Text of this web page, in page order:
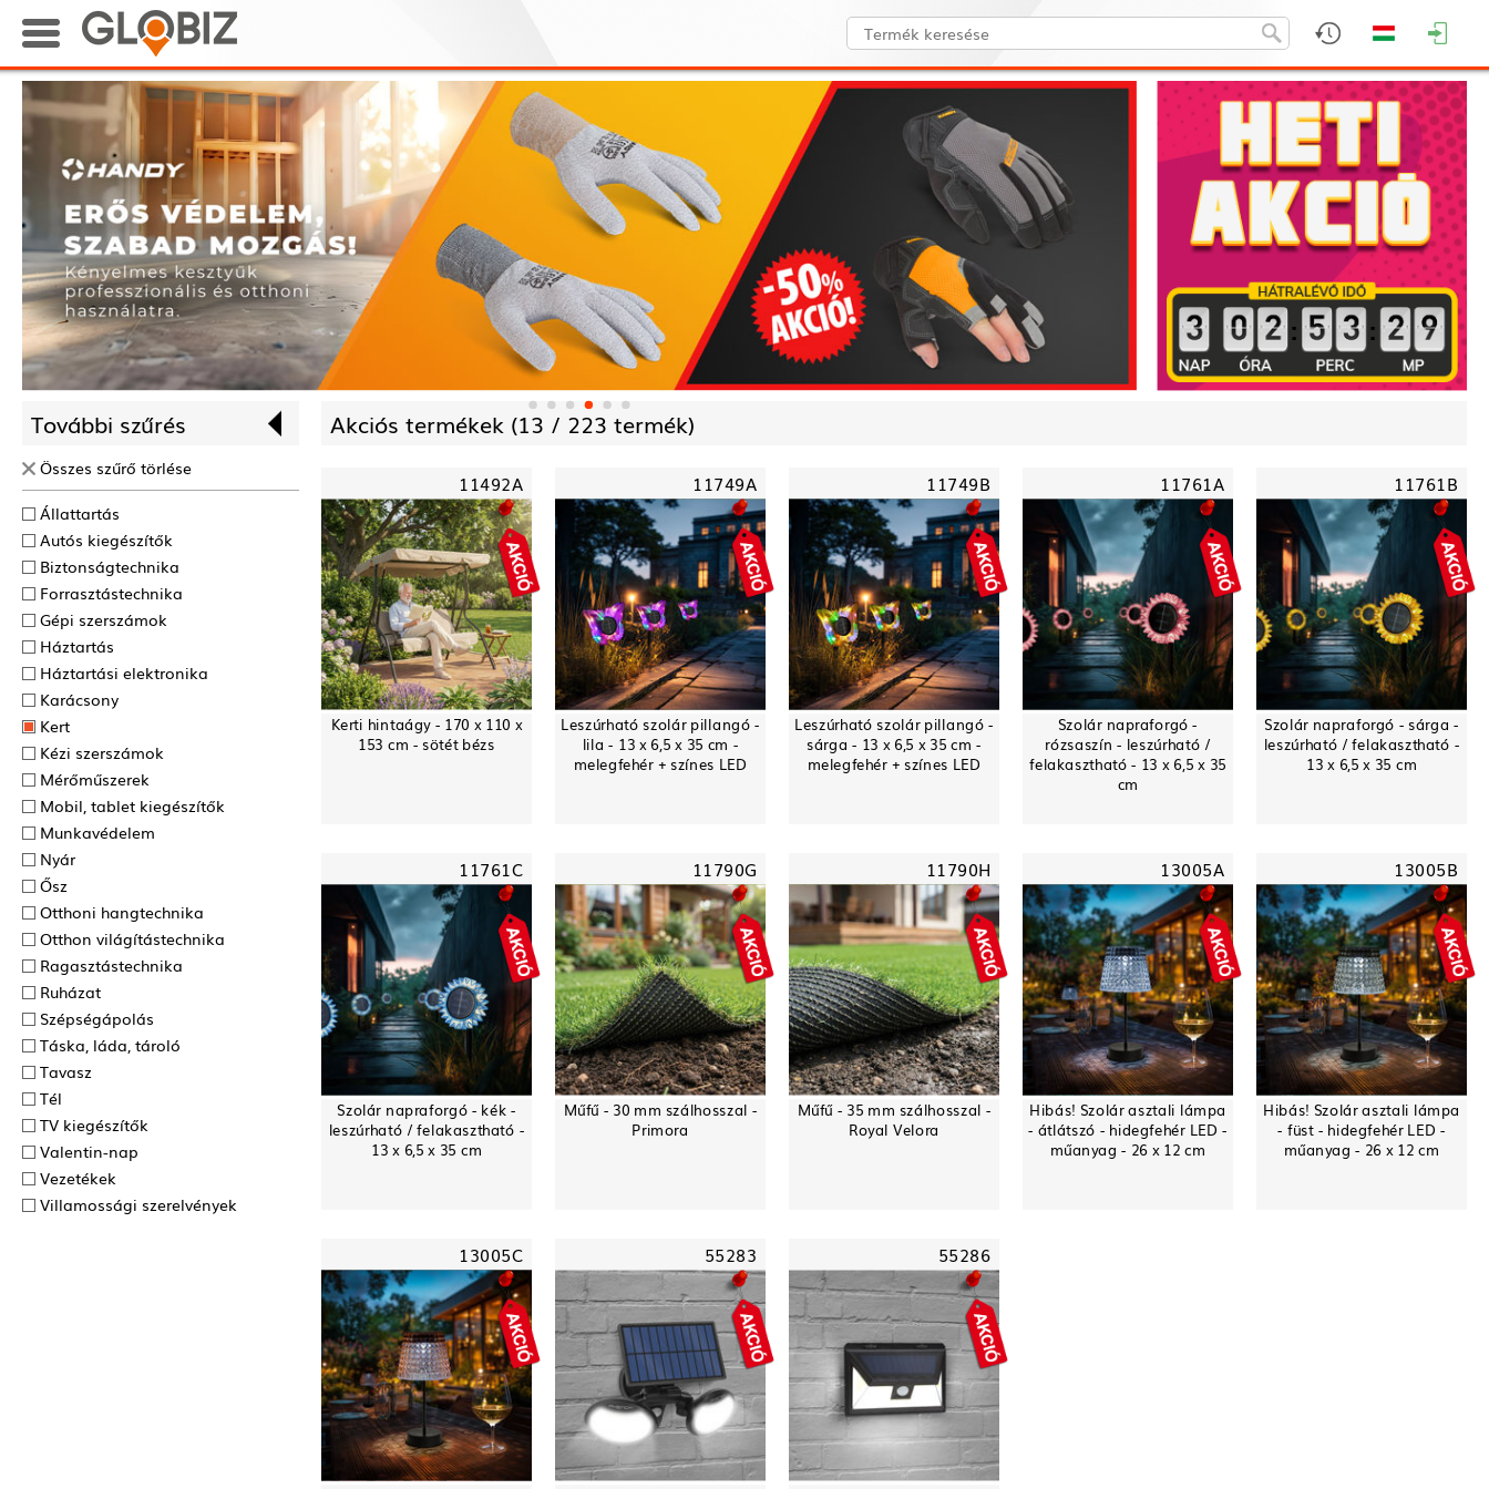
: :
További szűrés
Összes szűrő törlése
Állattartás
Autós kiegészítők
Biztonságtechnika
Forrasztás­technika
Gépi szerszámok
Háztartás
Háztartási elektronika
Karácsony
Kert
Kézi szerszámok
Mérőműszerek
Mobil, tablet kiegészítők
Munkavédelem
Nyár
Ősz
Otthoni hangtechnika
Otthon világítástechnika
Ragasztás­technika
Ruházat
Szépségápolás
Táska, láda, tároló
Tavasz
Tél
TV kiegészítők
Valentin-nap
Vezetékek
Villamossági szerelvények
Akciós termékek (13 / 223 termék)
11492A
Kerti hintaágy - 170 x 110 x
153 cm - sötét bézs
11749A
Leszúrható szolár pillangó -
lila - 13 x 6,5 x 35 cm -
melegfehér + színes LED
11749B
Leszúrható szolár pillangó -
sárga - 13 x 6,5 x 35 cm -
melegfehér + színes LED
11761A
Szolár napraforgó -
rózsaszín - leszúrható /
felakasztható - 13 x 6,5 x 35
cm
11761B
Szolár napraforgó - sárga -
leszúrható / felakasztható -
13 x 6,5 x 35 cm
11761C
Szolár napraforgó - kék -
leszúrható / felakasztható -
13 x 6,5 x 35 cm
11790G
Műfű - 30 mm szálhosszal -
Primora
11790H
Műfű - 35 mm szálhosszal -
Royal Velora
13005A
Hibás! Szolár asztali lámpa
- átlátszó - hidegfehér LED -
műanyag - 26 x 12 cm
13005B
Hibás! Szolár asztali lámpa
- füst - hidegfehér LED -
műanyag - 26 x 12 cm
13005C 55283 55286